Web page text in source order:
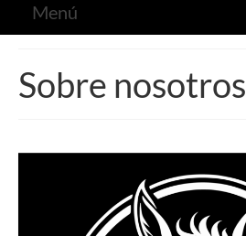
Menú
Sobre nosotros
Sobre nosotros